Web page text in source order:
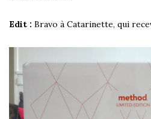
Edit : Bravo à Catarinette, qui